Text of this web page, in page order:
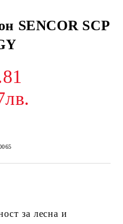
SENCOR SCP
за лесна и